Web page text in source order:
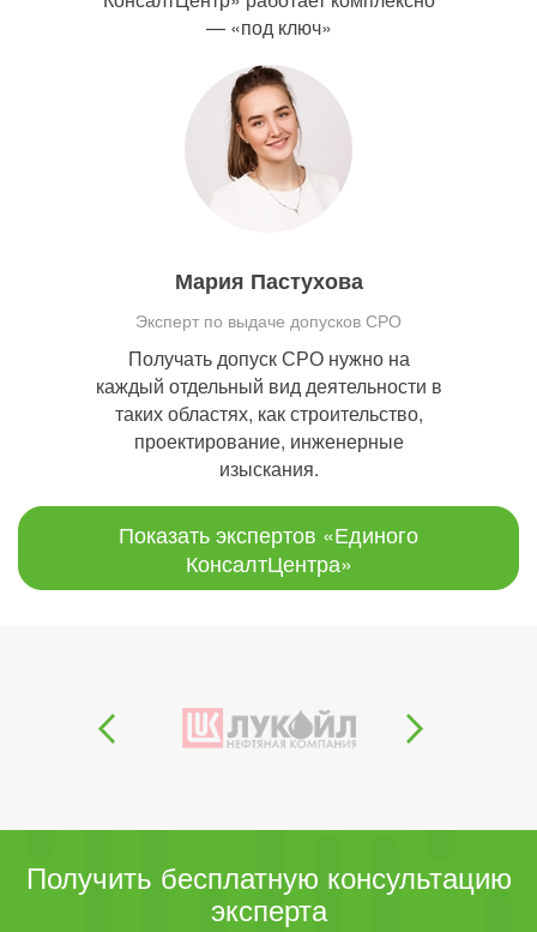
— «под ключ»
Мария Пастухова
Эксперт по выдаче допусков СРО
Получать допуск СРО нужно на
каждый отдельный вид деятельности в
таких областях, как строительство,
проектирование, инженерные
изыскания.
Показать экспертов «Единого
КонсалтЦентра»
Получить бесплатную консультацию
эксперта